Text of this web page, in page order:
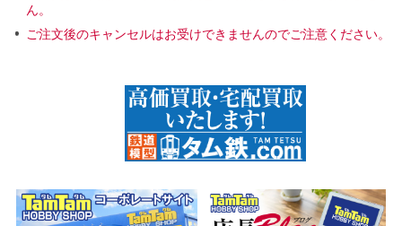
ん。
ご注文後のキャンセルはお受けできませんのでご注意ください。